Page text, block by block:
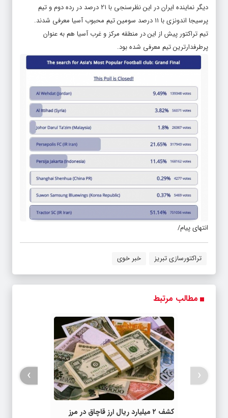
دیگر نماینده ایران در این نظرسنجی با ۲۱ درصد در رده دوم و تیم
پرسیجا اندونزی با ۱۱ درصد سومین تیم محبوب آسیا معرفی شدند.
تیم تراکتور پیش از این در منطقه مرکز و غرب آسیا هم به عنوان
پرطرفدارترین تیم معرفی شده بود.
انتهای پیام/
تراکتورسازی تبریز خبر خوی
مطالب مرتبط
کشف ۲ میلیارد ریال ارز قاچاق در مرز
‹
›